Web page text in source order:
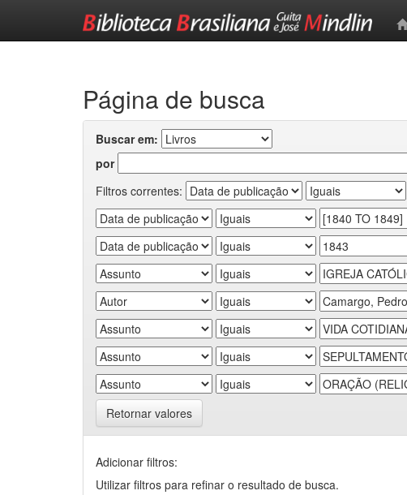
Página de busca
Buscar em:
por
Filtros correntes:
Retornar valores
Adicionar filtros:
Utilizar filtros para refinar o resultado de busca.